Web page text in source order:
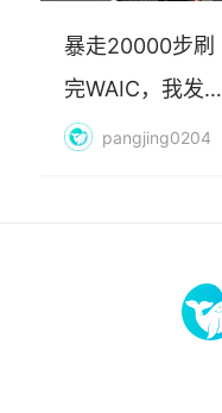
暴走20000步刷
完WAIC，我发现
AI最赚钱的不是
pangjing0204